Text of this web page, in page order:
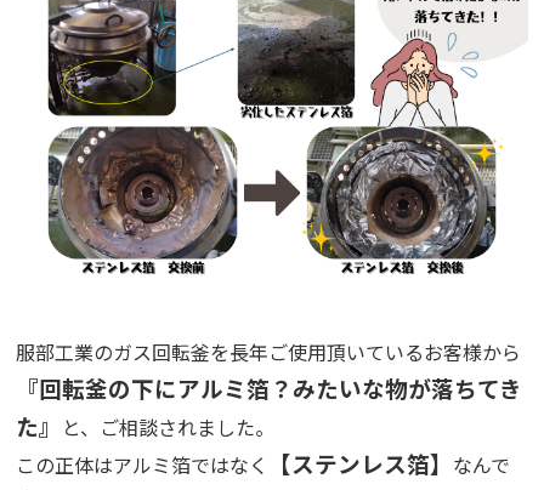
服部工業のガス回転釜を長年ご使用頂いているお客様から
『回転釜の下にアルミ箔？みたいな物が落ちてき
た』
と、ご相談されました。
この正体はアルミ箔ではなく
【ステンレス箔】 なんで